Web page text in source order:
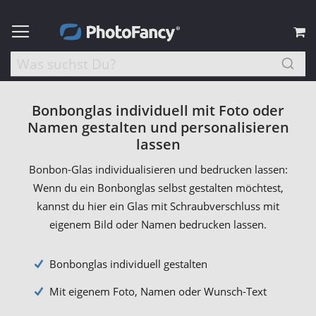
Bonbonglas individuell mit Foto oder
Namen gestalten und personalisieren
lassen
Bonbon-Glas individualisieren und bedrucken lassen:
Wenn du ein Bonbonglas selbst gestalten möchtest,
kannst du hier ein Glas mit Schraubverschluss mit
eigenem Bild oder Namen bedrucken lassen.
Bonbonglas individuell gestalten
Mit eigenem Foto, Namen oder Wunsch-Text